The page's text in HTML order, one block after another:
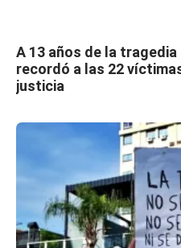
A 13 años de la
recordó a las 22
justicia